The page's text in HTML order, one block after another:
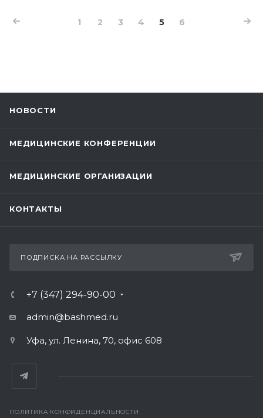
1 2 3 4 5 6
НОВОСТИ
МЕДИЦИНСКИЕ КОНФЕРЕНЦИИ
МЕДИЦИНСКИЕ ОРГАНИЗАЦИИ
КОНТАКТЫ
ПОДПИСКА НА РАССЫЛКУ
+7 (347) 294-90-00
admin@bashmed.ru
Уфа, ул. Ленина, 70, офис 608
ПОЛИТИКА КОНФИДЕНЦИАЛЬНОСТИ